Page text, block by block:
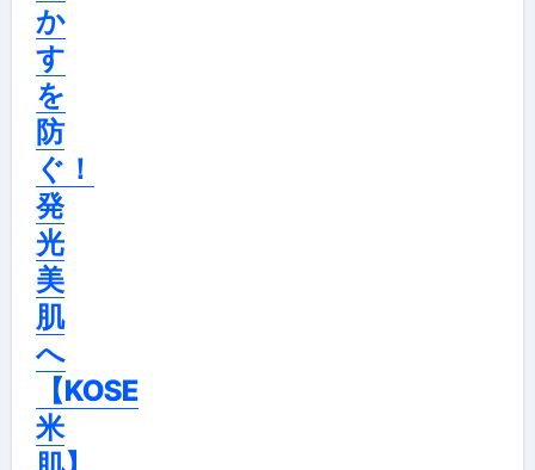
か
す
を
防
ぐ！
発
光
美
肌
へ
【KOSE
米